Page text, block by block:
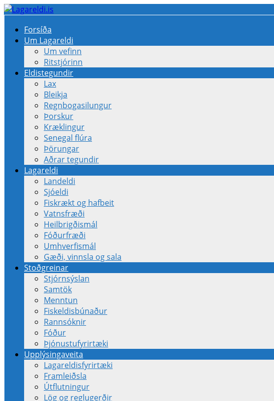
Forsíða
Um Lagareldi
Um vefinn
Ritstjórinn
Eldistegundir
Lax
Bleikja
Regnbogasilungur
Þorskur
Kræklingur
Senegal flúra
Þörungar
Aðrar tegundir
Lagareldi
Landeldi
Sjóeldi
Fiskrækt og hafbeit
Vatnsfræði
Heilbrigðismál
Fóðurfræði
Umhverfismál
Gæði, vinnsla og sala
Stoðgreinar
Stjórnsýslan
Samtök
Menntun
Fiskeldisbúnaður
Rannsóknir
Fóður
Þjónustufyrirtæki
Upplýsingaveita
Lagareldisfyrirtæki
Framleiðsla
Útflutningur
Lög og reglugerðir